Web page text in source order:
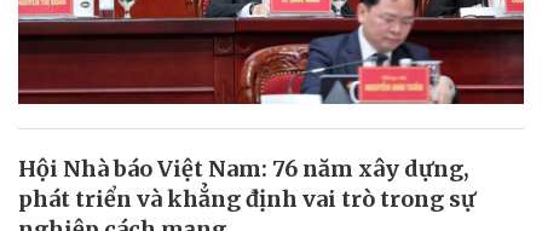
Hội Nhà báo Việt Nam: 76 năm xây dựng,
phát triển và khẳng định vai trò trong sự